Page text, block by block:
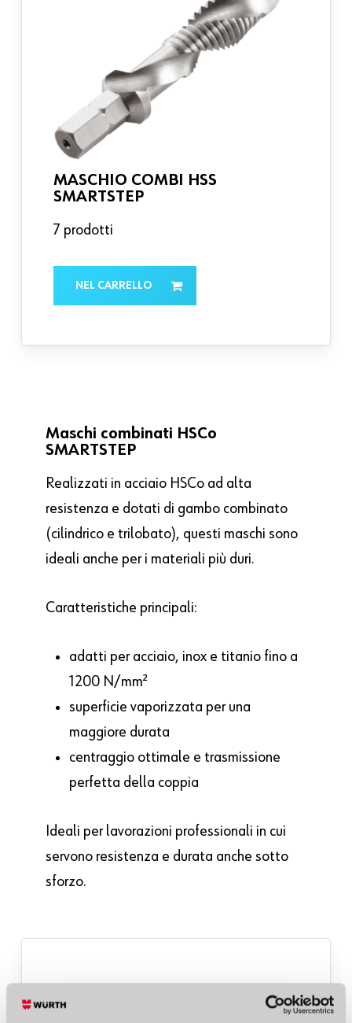
MASCHIO COMBI HSS
SMARTSTEP
7 prodotti
NEL CARRELLO
Maschi combinati HSCo
SMARTSTEP
Realizzati in acciaio HSCo ad alta
resistenza e dotati di gambo combinato
(cilindrico e trilobato), questi maschi sono
ideali anche per i materiali più duri.
Caratteristiche principali:
adatti per acciaio, inox e titanio fino a
1200 N/mm²
superficie vaporizzata per una
maggiore durata
centraggio ottimale e trasmissione
perfetta della coppia
Ideali per lavorazioni professionali in cui
servono resistenza e durata anche sotto
sforzo.